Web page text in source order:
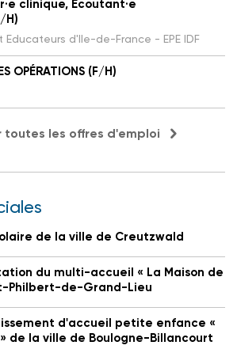
clinique, Écoutant·e
H)
Educateurs d'Ile-de-France - EPE IDF
OPÉRATIONS (F/H)
toutes les offres d'emploi
de la ville de Creutzwald
du multi-accueil « La Maison de
Philbert-de-Grand-Lieu
d'accueil petite enfance «
de la ville de Boulogne-Billancourt